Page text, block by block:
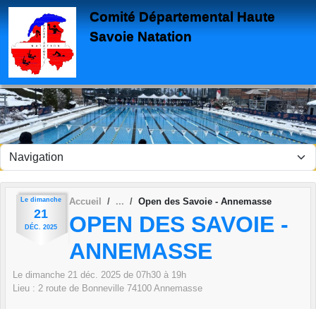
Comité Départemental Haute
Savoie Natation
Le dimanche
21
DÉC. 2025
Accueil Open des Savoie - Annemasse
OPEN DES SAVOIE -
ANNEMASSE
Le dimanche 21 déc. 2025 de 07h30 à 19h
Lieu : 2 route de Bonneville 74100 Annemasse
Panneau de gestion des cookies